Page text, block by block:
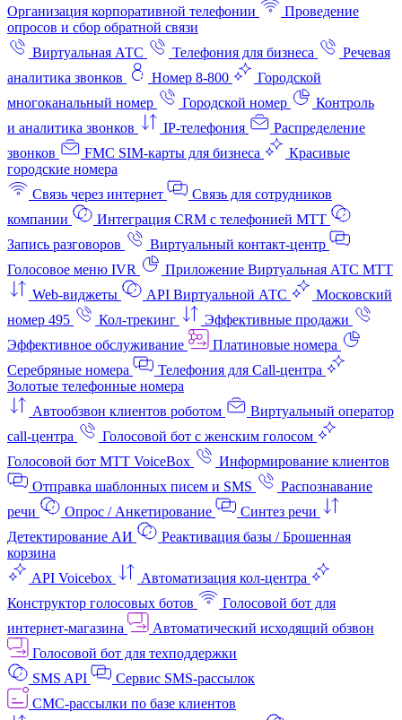
Организация корпоративной телефонии
Проведение
опросов и сбор обратной связи
Виртуальная АТС
Телефония для бизнеса
Речевая
аналитика звонков
Номер 8-800
Городской
многоканальный номер
Городской номер
Контроль
и аналитика звонков
IP-телефония
Распределение
звонков
FMC SIM-карты для бизнеса
Красивые
городские номера
Связь через интернет
Связь для сотрудников
компании
Интеграция CRM с телефонией МТТ
Запись разговоров
Виртуальный контакт‑центр
Голосовое меню IVR
Приложение Виртуальная АТС МТТ
Web-виджеты
API Виртуальной АТС
Московский
номер 495
Кол-трекинг
Эффективные продажи
Эффективное обслуживание
Платиновые номера
Серебряные номера
Телефония для Call-центра
Золотые телефонные номера
Автообзвон клиентов роботом
Виртуальный оператор
call-центра
Голосовой бот с женским голосом
Голосовой бот МТТ VoiceBox
Информирование клиентов
Отправка шаблонных писем и SMS
Распознавание
речи
Опрос / Анкетирование
Синтез речи
Детектирование АИ
Реактивация базы / Брошенная
корзина
API Voicebox
Автоматизация кол‑центра
Конструктор голосовых ботов
Голосовой бот для
интернет‑магазина
Автоматический исходящий обзвон
Голосовой бот для техподдержки
SMS API
Сервис SMS-рассылок
СМС-рассылки по базе клиентов